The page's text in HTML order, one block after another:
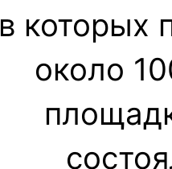
в которых
около